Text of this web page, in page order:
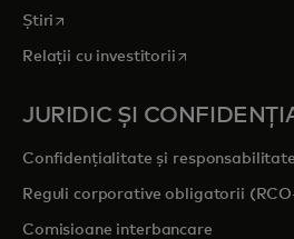
Știri opens in a new tab
Relații cu investitoriiopens in a new
JURIDIC ȘI
Confidențialitate și
Reguli corporative obligatorii
Comisioane interbancare